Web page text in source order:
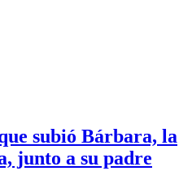
subió Bárbara, la
junto a su padre